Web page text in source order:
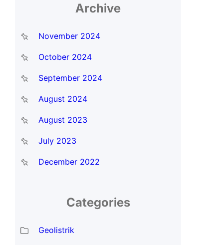
Archive
November 2024
October 2024
September 2024
August 2024
August 2023
July 2023
December 2022
Categories
Geolistrik